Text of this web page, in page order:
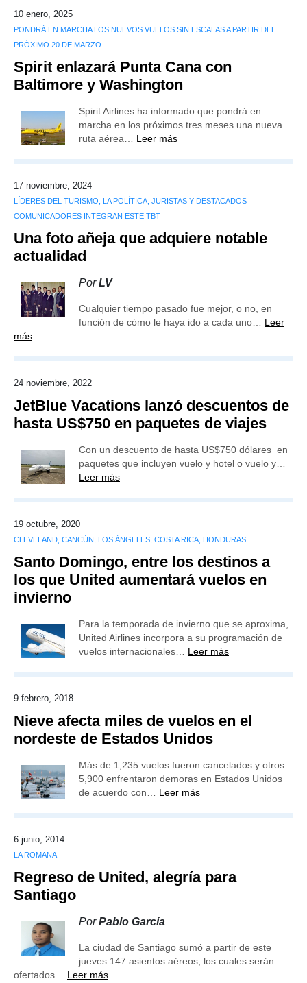
10 enero, 2025
PONDRÁ EN MARCHA LOS NUEVOS VUELOS SIN ESCALAS A PARTIR DEL
PRÓXIMO 20 DE MARZO
Spirit enlazará Punta Cana con
Baltimore y Washington
Spirit Airlines ha informado que pondrá en
marcha en los próximos tres meses una nueva
ruta aérea… Leer más
17 noviembre, 2024
LÍDERES DEL TURISMO, LA POLÍTICA, JURISTAS Y DESTACADOS
COMUNICADORES INTEGRAN ESTE TBT
Una foto añeja que adquiere notable
actualidad
PorLV
Cualquier tiempo pasado fue mejor, o no, en
función de cómo le haya ido a cada uno… Leer
más
24 noviembre, 2022
JetBlue Vacations lanzó descuentos de
hasta US$750 en paquetes de viajes
Con un descuento de hasta US$750 dólares en
paquetes que incluyen vuelo y hotel o vuelo y…
Leer más
19 octubre, 2020
CLEVELAND, CANCÚN, LOS ÁNGELES, COSTA RICA, HONDURAS…
Santo Domingo, entre los destinos a
los que United aumentará vuelos en
invierno
Para la temporada de invierno que se aproxima,
United Airlines incorpora a su programación de
vuelos internacionales… Leer más
9 febrero, 2018
Nieve afecta miles de vuelos en el
nordeste de Estados Unidos
Más de 1,235 vuelos fueron cancelados y otros
5,900 enfrentaron demoras en Estados Unidos
de acuerdo con… Leer más
6 junio, 2014
LA ROMANA
Regreso de United, alegría para
Santiago
PorPablo García
La ciudad de Santiago sumó a partir de este
jueves 147 asientos aéreos, los cuales serán
ofertados… Leer más